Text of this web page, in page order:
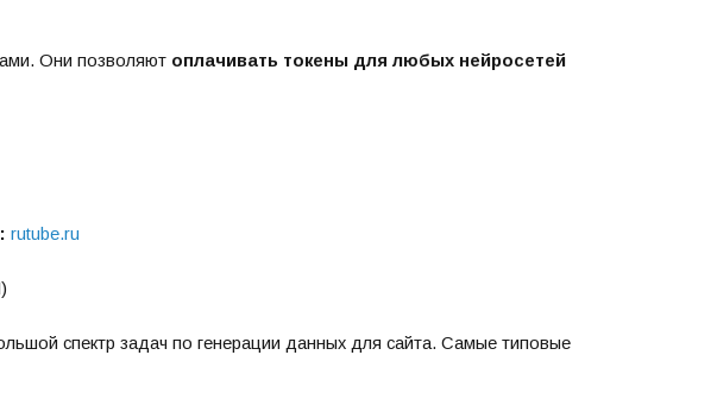
Они позволяют оплачивать токены для любых нейросетей
rutube.ru
спектр задач по генерации данных для сайта. Самые типовые